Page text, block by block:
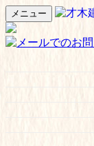
メニュー